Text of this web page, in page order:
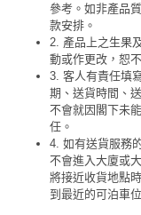
參考。如非產品
款安排。
2. 產品上之生果
動或作更改，恕
3. 客人有責任填
期、送貨時間、
不會就因閣下未
任。
4. 如有送貨服務
不會進入大廈或
將接近收貨地點
到最近的可泊車